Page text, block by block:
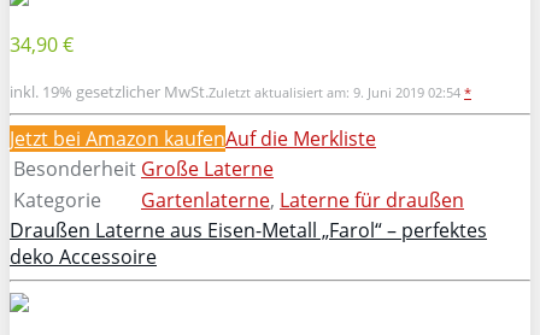
34,90 €
inkl. 19% gesetzlicher MwSt.Zuletzt aktualisiert am: 9. Juni 2019 02:54 *
Jetzt bei Amazon kaufenAuf die Merkliste
Besonderheit Große Laterne
Kategorie
Gartenlaterne, Laterne für draußen
Draußen Laterne aus Eisen-Metall „Farol“ – perfektes
deko Accessoire